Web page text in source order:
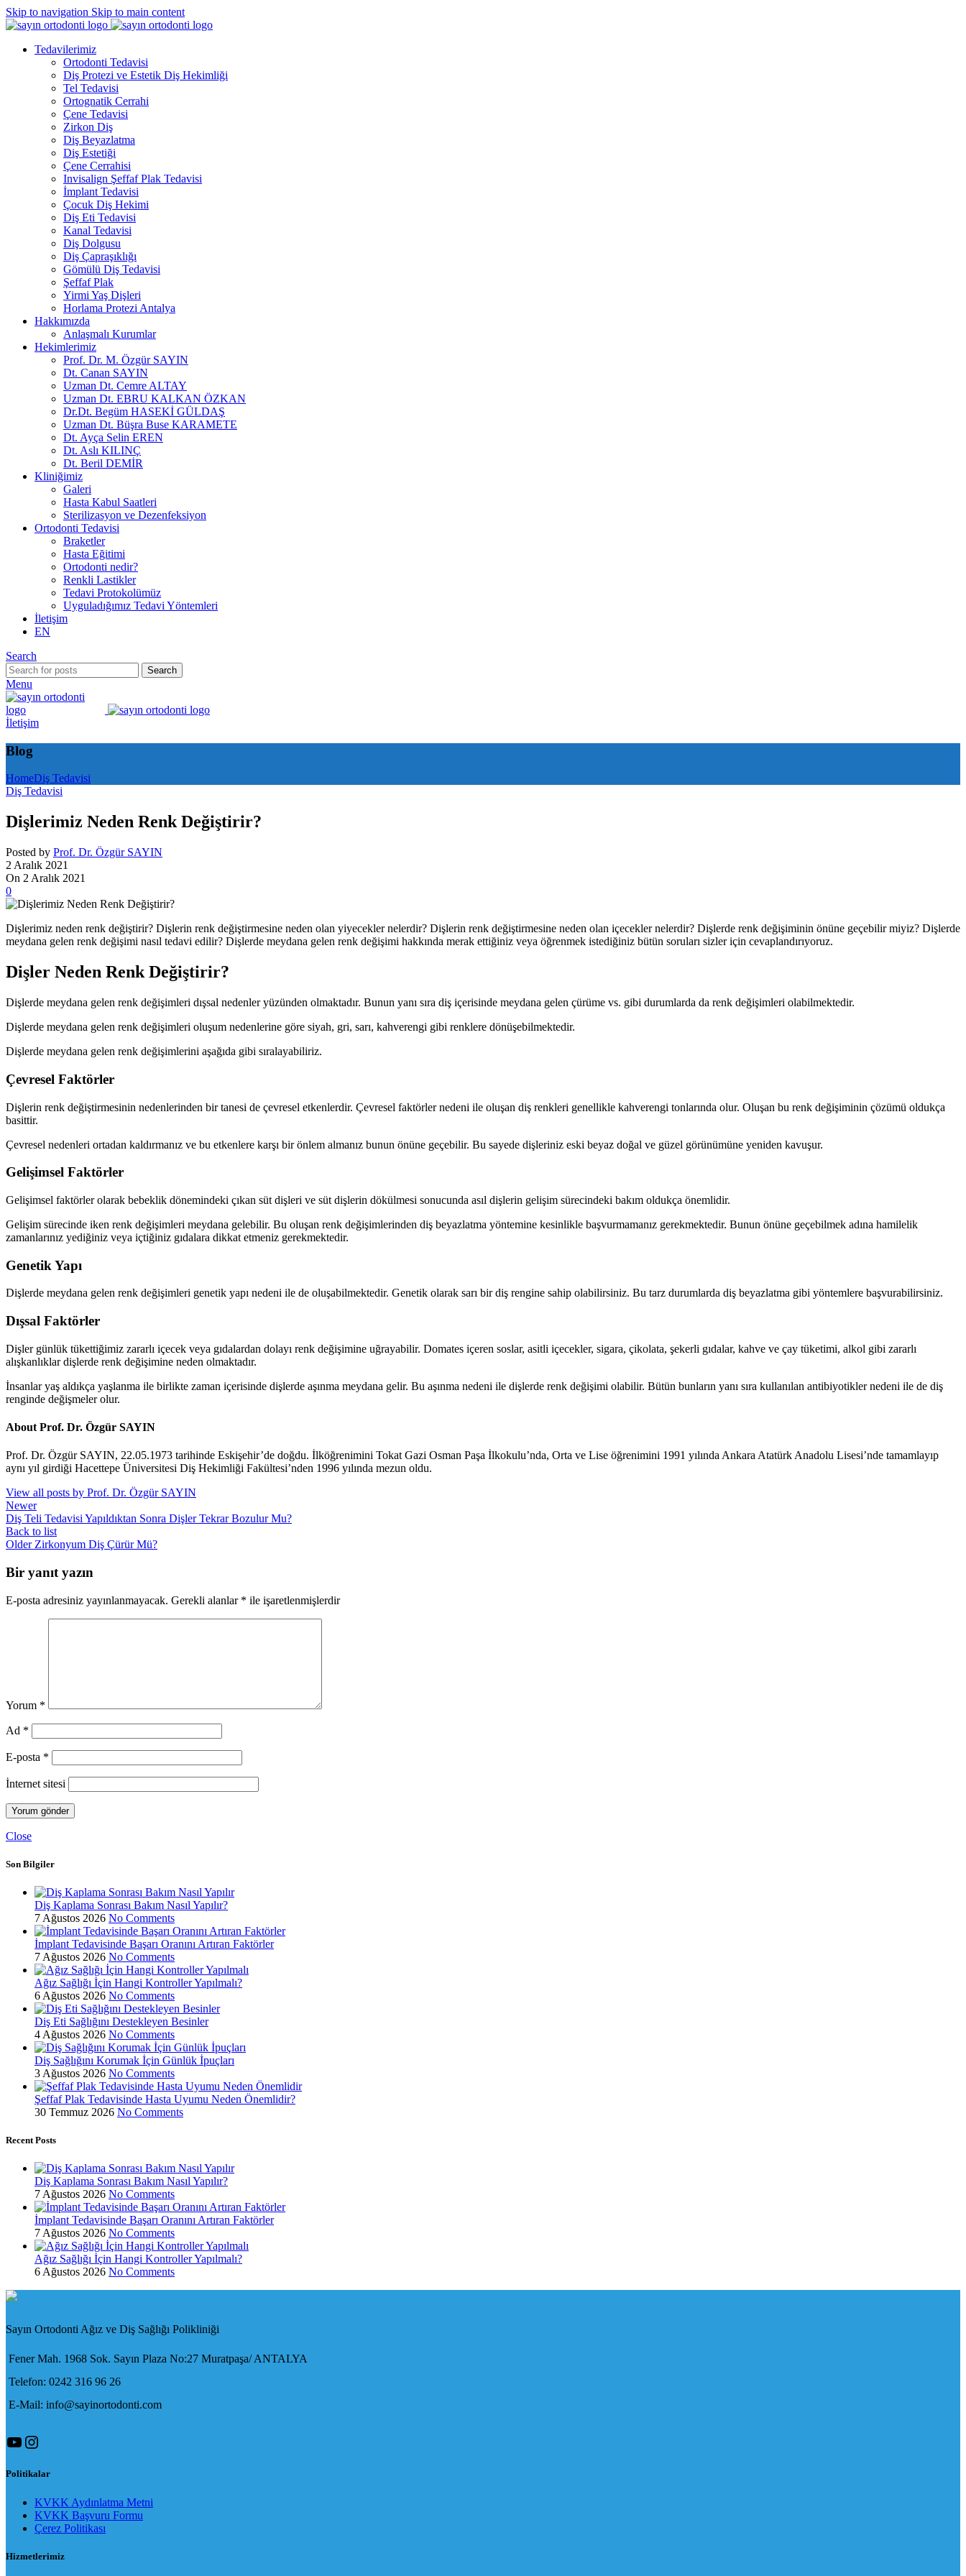
Skip to navigation Skip to main content
Tedavilerimiz
Ortodonti Tedavisi
Diş Protezi ve Estetik Diş Hekimliği
Tel Tedavisi
Ortognatik Cerrahi
Çene Tedavisi
Zirkon Diş
Diş Beyazlatma
Diş Estetiği
Çene Cerrahisi
Invisalign Şeffaf Plak Tedavisi
İmplant Tedavisi
Çocuk Diş Hekimi
Diş Eti Tedavisi
Kanal Tedavisi
Diş Dolgusu
Diş Çapraşıklığı
Gömülü Diş Tedavisi
Şeffaf Plak
Yirmi Yaş Dişleri
Horlama Protezi Antalya
Hakkımızda
Anlaşmalı Kurumlar
Hekimlerimiz
Prof. Dr. M. Özgür SAYIN
Dt. Canan SAYIN
Uzman Dt. Cemre ALTAY
Uzman Dt. EBRU KALKAN ÖZKAN
Dr.Dt. Begüm HASEKİ GÜLDAŞ
Uzman Dt. Büşra Buse KARAMETE
Dt. Ayça Selin EREN
Dt. Aslı KILINÇ
Dt. Beril DEMİR
Kliniğimiz
Galeri
Hasta Kabul Saatleri
Sterilizasyon ve Dezenfeksiyon
Ortodonti Tedavisi
Braketler
Hasta Eğitimi
Ortodonti nedir?
Renkli Lastikler
Tedavi Protokolümüz
Uyguladığımız Tedavi Yöntemleri
İletişim
EN
Search
Search
Menu
İletişim
Blog
HomeDiş Tedavisi
Diş Tedavisi
Dişlerimiz Neden Renk Değiştirir?
Posted by Prof. Dr. Özgür SAYIN
2 Aralık 2021
On 2 Aralık 2021
0
Dişlerimiz neden renk değiştirir? Dişlerin renk değiştirmesine neden olan yiyecekler nelerdir? Dişlerin renk değiştirmesine neden olan içecekler nelerdir? Dişlerde renk değişiminin önüne geçebilir miyiz? Dişlerde
meydana gelen renk değişimi nasıl tedavi edilir? Dişlerde meydana gelen renk değişimi hakkında merak ettiğiniz veya öğrenmek istediğiniz bütün soruları sizler için cevaplandırıyoruz.
Dişler Neden Renk Değiştirir?
Dişlerde meydana gelen renk değişimleri dışsal nedenler yüzünden olmaktadır. Bunun yanı sıra diş içerisinde meydana gelen çürüme vs. gibi durumlarda da renk değişimleri olabilmektedir.
Dişlerde meydana gelen renk değişimleri oluşum nedenlerine göre siyah, gri, sarı, kahverengi gibi renklere dönüşebilmektedir.
Dişlerde meydana gelen renk değişimlerini aşağıda gibi sıralayabiliriz.
Çevresel Faktörler
Dişlerin renk değiştirmesinin nedenlerinden bir tanesi de çevresel etkenlerdir. Çevresel faktörler nedeni ile oluşan diş renkleri genellikle kahverengi tonlarında olur. Oluşan bu renk değişiminin çözümü oldukça
basittir.
Çevresel nedenleri ortadan kaldırmanız ve bu etkenlere karşı bir önlem almanız bunun önüne geçebilir. Bu sayede dişleriniz eski beyaz doğal ve güzel görünümüne yeniden kavuşur.
Gelişimsel Faktörler
Gelişimsel faktörler olarak bebeklik dönemindeki çıkan süt dişleri ve süt dişlerin dökülmesi sonucunda asıl dişlerin gelişim sürecindeki bakım oldukça önemlidir.
Gelişim sürecinde iken renk değişimleri meydana gelebilir. Bu oluşan renk değişimlerinden diş beyazlatma yöntemine kesinlikle başvurmamanız gerekmektedir. Bunun önüne geçebilmek adına hamilelik
zamanlarınız yediğiniz veya içtiğiniz gıdalara dikkat etmeniz gerekmektedir.
Genetik Yapı
Dişlerde meydana gelen renk değişimleri genetik yapı nedeni ile de oluşabilmektedir. Genetik olarak sarı bir diş rengine sahip olabilirsiniz. Bu tarz durumlarda diş beyazlatma gibi yöntemlere başvurabilirsiniz.
Dışsal Faktörler
Dişler günlük tükettiğimiz zararlı içecek veya gıdalardan dolayı renk değişimine uğrayabilir. Domates içeren soslar, asitli içecekler, sigara, çikolata, şekerli gıdalar, kahve ve çay tüketimi, alkol gibi zararlı
alışkanlıklar dişlerde renk değişimine neden olmaktadır.
İnsanlar yaş aldıkça yaşlanma ile birlikte zaman içerisinde dişlerde aşınma meydana gelir. Bu aşınma nedeni ile dişlerde renk değişimi olabilir. Bütün bunların yanı sıra kullanılan antibiyotikler nedeni ile de diş
renginde değişmeler olur.
About Prof. Dr. Özgür SAYIN
Prof. Dr. Özgür SAYIN, 22.05.1973 tarihinde Eskişehir’de doğdu. İlköğrenimini Tokat Gazi Osman Paşa İlkokulu’nda, Orta ve Lise öğrenimini 1991 yılında Ankara Atatürk Anadolu Lisesi’nde tamamlayıp
aynı yıl girdiği Hacettepe Üniversitesi Diş Hekimliği Fakültesi’nden 1996 yılında mezun oldu.
View all posts by Prof. Dr. Özgür SAYIN
Newer
Diş Teli Tedavisi Yapıldıktan Sonra Dişler Tekrar Bozulur Mu?
Back to list
Older Zirkonyum Diş Çürür Mü?
Bir yanıt yazın
E-posta adresiniz yayınlanmayacak. Gerekli alanlar * ile işaretlenmişlerdir
Yorum *
Ad *
E-posta *
İnternet sitesi
Close
Son Bilgiler
Diş Kaplama Sonrası Bakım Nasıl Yapılır?
7 Ağustos 2026 No Comments
İmplant Tedavisinde Başarı Oranını Artıran Faktörler
7 Ağustos 2026 No Comments
Ağız Sağlığı İçin Hangi Kontroller Yapılmalı?
6 Ağustos 2026 No Comments
Diş Eti Sağlığını Destekleyen Besinler
4 Ağustos 2026 No Comments
Diş Sağlığını Korumak İçin Günlük İpuçları
3 Ağustos 2026 No Comments
Şeffaf Plak Tedavisinde Hasta Uyumu Neden Önemlidir?
30 Temmuz 2026 No Comments
Recent Posts
Diş Kaplama Sonrası Bakım Nasıl Yapılır?
7 Ağustos 2026 No Comments
İmplant Tedavisinde Başarı Oranını Artıran Faktörler
7 Ağustos 2026 No Comments
Ağız Sağlığı İçin Hangi Kontroller Yapılmalı?
6 Ağustos 2026 No Comments
Sayın Ortodonti Ağız ve Diş Sağlığı Polikliniği
Fener Mah. 1968 Sok. Sayın Plaza No:27 Muratpaşa/ ANTALYA
Telefon: 0242 316 96 26
E-Mail: info@sayinortodonti.com
YouTube
Instagram
Politikalar
KVKK Aydınlatma Metni
KVKK Başvuru Formu
Çerez Politikası
Hizmetlerimiz